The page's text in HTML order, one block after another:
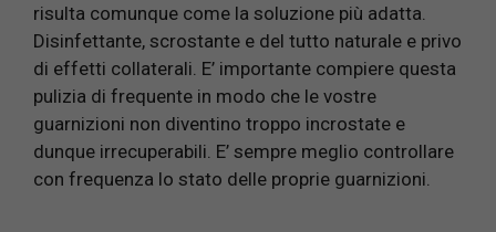
risulta comunque come la soluzione più adatta.
Disinfettante, scrostante e del tutto naturale e privo
di effetti collaterali. E’ importante compiere questa
pulizia di frequente in modo che le vostre
guarnizioni non diventino troppo incrostate e
dunque irrecuperabili. E’ sempre meglio controllare
con frequenza lo stato delle proprie guarnizioni.